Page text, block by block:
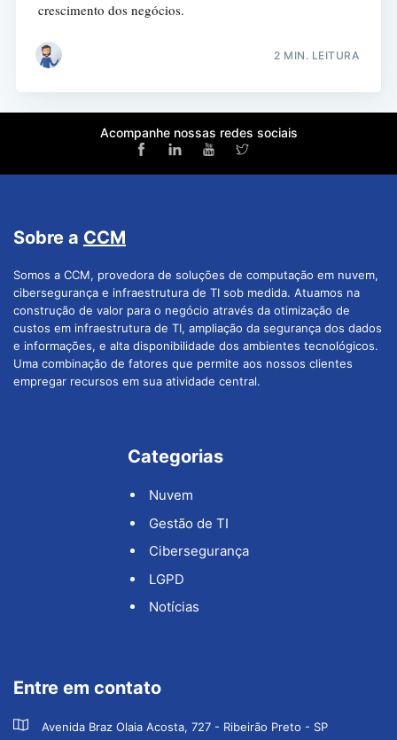
crescimento dos negócios.
2 MIN. LEITURA
Acompanhe nossas redes sociais
Sobre a CCM
Somos a CCM, provedora de soluções de computação em nuvem,
cibersegurança e infraestrutura de TI sob medida. Atuamos na
construção de valor para o negócio através da otimização de
custos em infraestrutura de TI, ampliação da segurança dos dados
e informações, e alta disponibilidade dos ambientes tecnológicos.
Uma combinação de fatores que permite aos nossos clientes
empregar recursos em sua atividade central.
Categorias
Nuvem
Gestão de TI
Cibersegurança
LGPD
Notícias
Entre em contato
Avenida Braz Olaia Acosta, 727 - Ribeirão Preto - SP